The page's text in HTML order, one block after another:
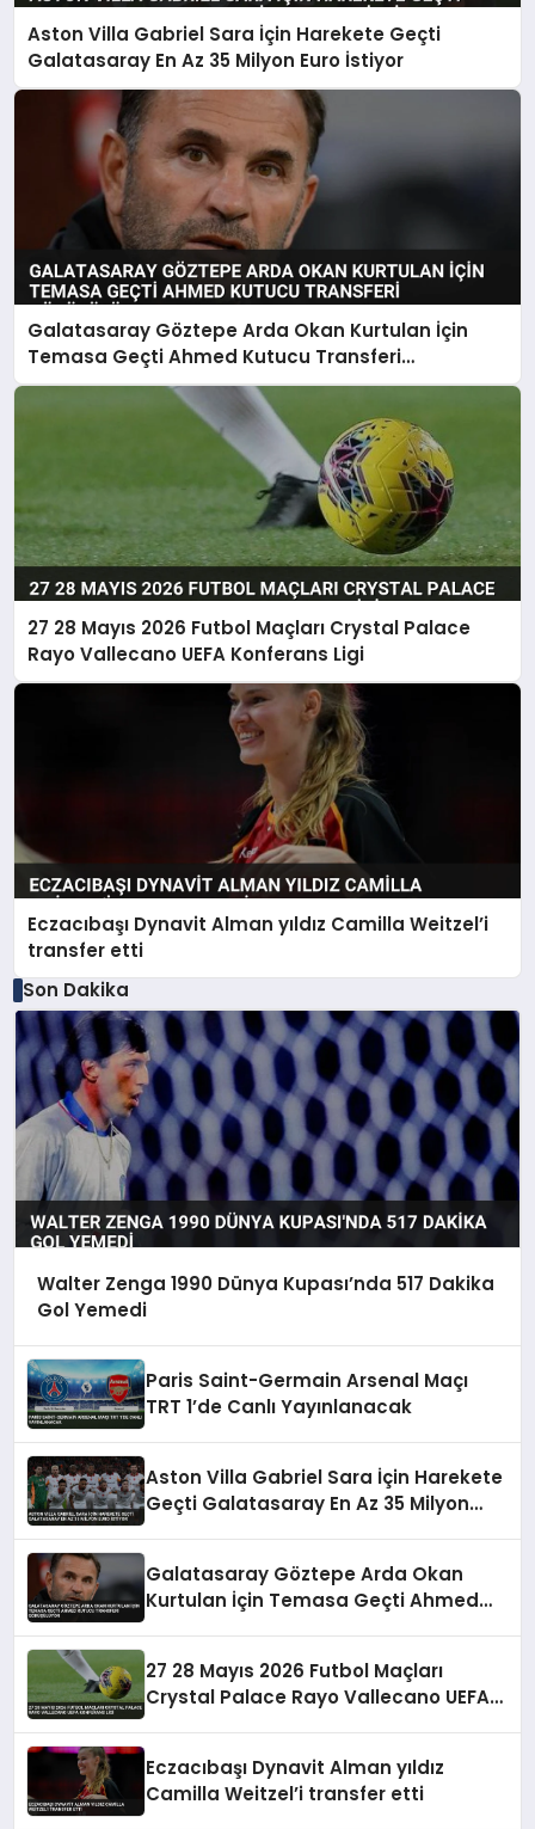
Aston Villa Gabriel Sara İçin Harekete Geçti
Galatasaray En Az 35 Milyon Euro İstiyor
Galatasaray Göztepe Arda Okan Kurtulan İçin
Temasa Geçti Ahmed Kutucu Transferi
Görüşülüyor
27 28 Mayıs 2026 Futbol Maçları Crystal Palace
Rayo Vallecano UEFA Konferans Ligi
Eczacıbaşı Dynavit Alman yıldız Camilla Weitzel’i
transfer etti
Son Dakika
Walter Zenga 1990 Dünya Kupası’nda 517 Dakika
Gol Yemedi
Paris Saint-Germain Arsenal Maçı
TRT 1’de Canlı Yayınlanacak
Aston Villa Gabriel Sara İçin Harekete
Geçti Galatasaray En Az 35 Milyon
Galatasaray Göztepe Arda Okan
Kurtulan İçin Temasa Geçti Ahmed
27 28 Mayıs 2026 Futbol Maçları
Crystal Palace Rayo Vallecano UEFA
Eczacıbaşı Dynavit Alman yıldız
Camilla Weitzel’i transfer etti